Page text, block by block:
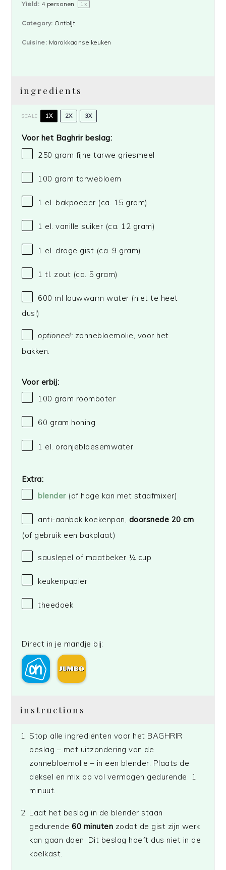
Yield: 4personen 1x
Category: Ontbijt
Cuisine: Marokkaanse keuken
ingredients
SCALE 1X 2X 3X
Voor het Baghrir beslag:
250 gram fijne tarwe griesmeel
100 gram tarwebloem
1 el. bakpoeder (ca. 15 gram)
1 el. vanille suiker (ca. 12 gram)
1 el. droge gist (ca. 9 gram)
1 tl. zout (ca. 5 gram)
600 ml lauwwarm water (niet te heet
dus!)
optioneel: zonnebloemolie, voor het
bakken.
Voor erbij:
100 gram roomboter
60 gram honing
1 el. oranjebloesemwater
Extra:
blender (of hoge kan met staafmixer)
anti-aanbak koekenpan, doorsnede 20 cm
(of gebruik een bakplaat)
sauslepel of maatbeker ¼ cup
keukenpapier
theedoek
Direct in je mandje bij:
instructions
Stop alle ingrediënten voor het BAGHRIR
beslag – met uitzondering van de
zonnebloemolie – in een blender. Plaats de
deksel en mix op vol vermogen gedurende 1
minuut.
Laat het beslag in de blender staan
gedurende60 minuten zodat de gist zijn werk
kan gaan doen. Dit beslag hoeft dus niet in de
koelkast.